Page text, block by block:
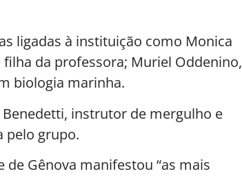
ligadas à instituição como Monica
da professora; Muriel Oddenino,
biologia marinha.
instrutor de mergulho e
pelo grupo.
de Gênova manifestou “as mais